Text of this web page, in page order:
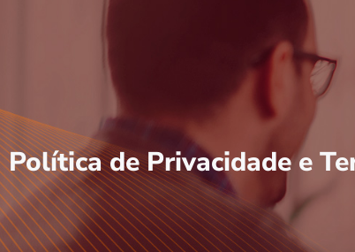
Política de Privacidade e